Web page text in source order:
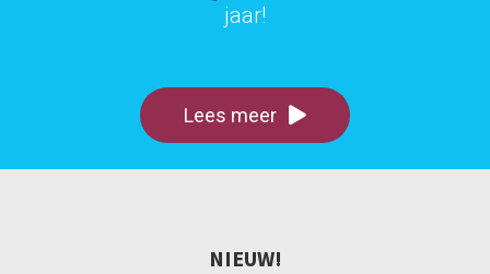
jaar!
Lees meer
NIEUW!